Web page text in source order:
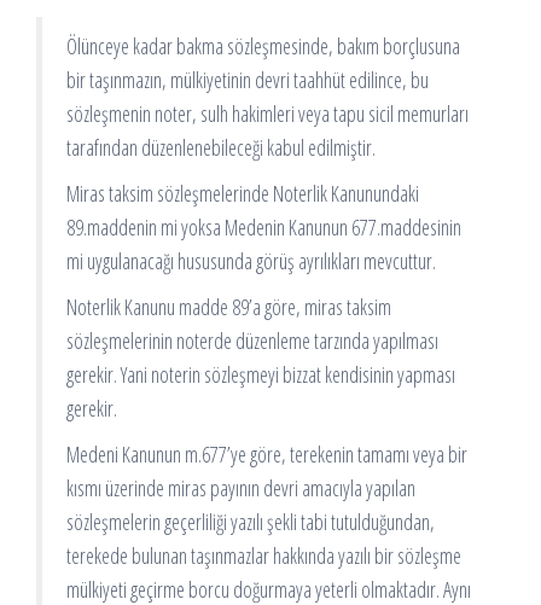
Ölünceye kadar bakma sözleşmesinde, bakım borçlusuna
bir taşınmazın, mülkiyetinin devri taahhüt edilince, bu
sözleşmenin noter, sulh hakimleri veya tapu sicil memurları
tarafından düzenlenebileceği kabul edilmiştir.
Miras taksim sözleşmelerinde Noterlik Kanunundaki
89.maddenin mi yoksa Medenin Kanunun 677.maddesinin
mi uygulanacağı hususunda görüş ayrılıkları mevcuttur.
Noterlik Kanunu madde 89’a göre, miras taksim
sözleşmelerinin noterde düzenleme tarzında yapılması
gerekir. Yani noterin sözleşmeyi bizzat kendisinin yapması
gerekir.
Medeni Kanunun m.677’ye göre, terekenin tamamı veya bir
kısmı üzerinde miras payının devri amacıyla yapılan
sözleşmelerin geçerliliği yazılı şekli tabi tutulduğundan,
terekede bulunan taşınmazlar hakkında yazılı bir sözleşme
mülkiyeti geçirme borcu doğurmaya yeterli olmaktadır. Aynı